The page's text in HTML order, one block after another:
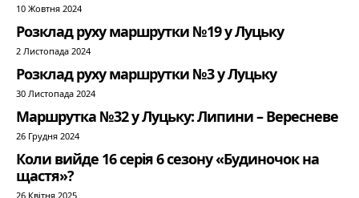
10 Жовтня 2024
Розклад руху маршрутки №19 у Луцьку
2 Листопада 2024
Розклад руху маршрутки №3 у Луцьку
30 Листопада 2024
Маршрутка №32 у Луцьку: Липини – Вересневе
26 Грудня 2024
Коли вийде 16 серія 6 сезону «Будиночок на
щастя»?
26 Квітня 2025